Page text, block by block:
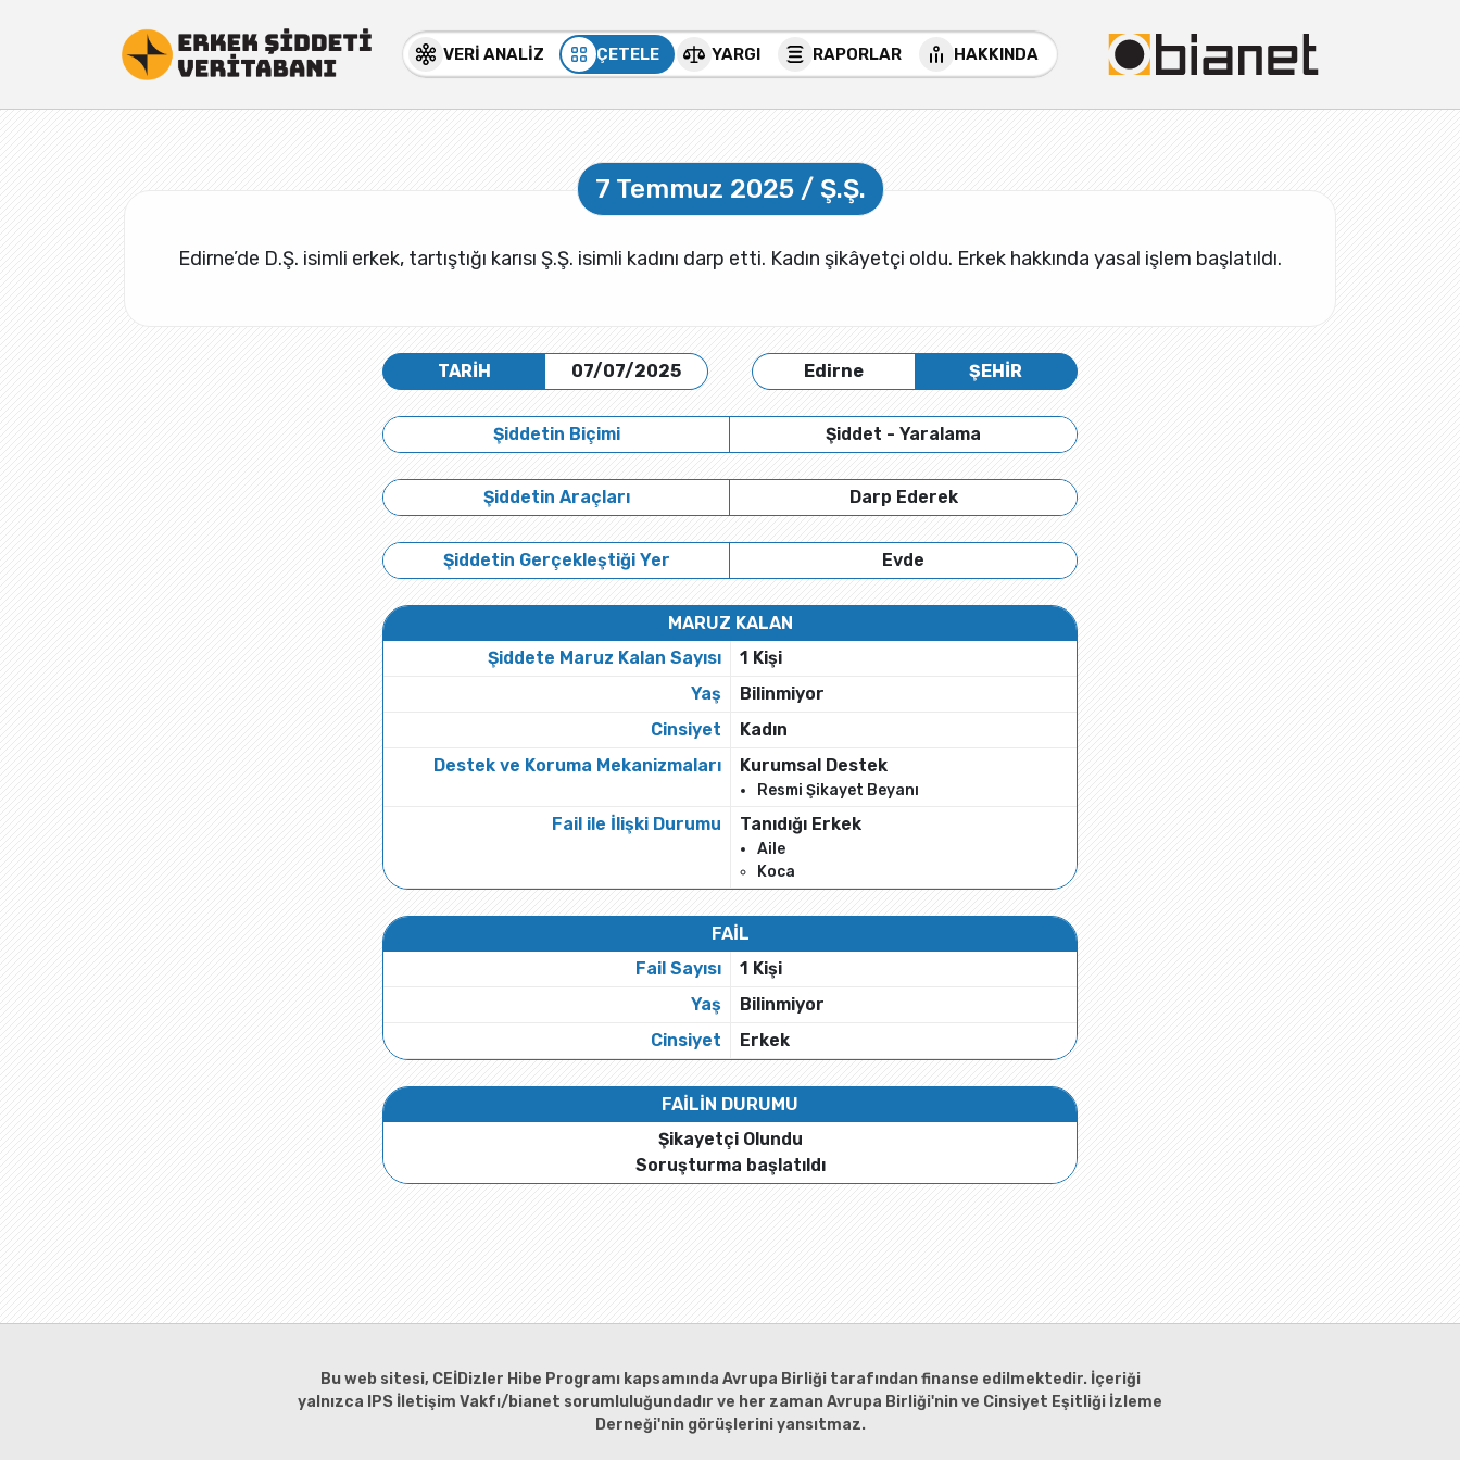
VERİ ANALİZ ÇETELE YARGI RAPORLAR HAKKINDA
7 Temmuz 2025 / Ş.Ş.
Edirne’de D.Ş. isimli erkek, tartıştığı karısı Ş.Ş. isimli kadını darp etti. Kadın şikâyetçi oldu. Erkek hakkında yasal işlem başlatıldı.
TARİH 07/07/2025 Edirne ŞEHİR
Şiddetin Biçimi Şiddet - Yaralama
Şiddetin Araçları Darp Ederek
Şiddetin Gerçekleştiği Yer Evde
MARUZ KALAN
Şiddete Maruz Kalan Sayısı
1 Kişi
Yaş
Bilinmiyor
Cinsiyet
Kadın
Destek ve Koruma Mekanizmaları
Kurumsal Destek
Resmi Şikayet Beyanı
Fail ile İlişki Durumu Tanıdığı Erkek
Aile
Koca
FAİL
Fail Sayısı
1 Kişi
Yaş
Bilinmiyor
Cinsiyet
Erkek
FAİLİN DURUMU
Şikayetçi Olundu
Soruşturma başlatıldı
Bu web sitesi, CEİDizler Hibe Programı kapsamında Avrupa Birliği tarafından finanse edilmektedir. İçeriği
yalnızca IPS İletişim Vakfı/bianet sorumluluğundadır ve her zaman Avrupa Birliği'nin ve Cinsiyet Eşitliği İzleme
Derneği'nin görüşlerini yansıtmaz.